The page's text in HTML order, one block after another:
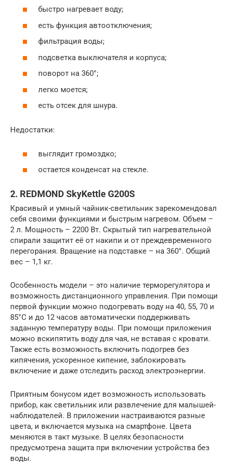
быстро нагревает воду;
есть функция автоотключения;
фильтрация воды;
подсветка выключателя и корпуса;
поворот на 360°;
легко моется;
есть отсек для шнура.
Недостатки:
выглядит громоздко;
остается конденсат на стекле.
2. REDMOND SkyKettle G200S
Красивый и умный чайник-светильник зарекомендовал
себя своими функциями и быстрым нагревом. Объем –
2 л. Мощность – 2200 Вт. Скрытый тип нагревательной
спирали защитит её от накипи и от преждевременного
перегорания. Вращение на подставке – на 360°. Общий
вес – 1,1 кг.
Особенность модели – это наличие терморегулятора и
возможность дистанционного управления. При помощи
первой функции можно подогревать воду на 40, 55, 70 и
85°C и до 12 часов автоматически поддерживать
заданную температуру воды. При помощи приложения
можно вскипятить воду для чая, не вставая с кровати.
Также есть возможность включить подогрев без
кипячения, ускоренное кипение, заблокировать
включение и даже отследить расход электроэнергии.
Приятным бонусом идет возможность использовать
прибор, как светильник или развлечение для малышей-
наблюдателей. В приложении настраиваются разные
цвета, и включается музыка на смартфоне. Цвета
меняются в такт музыке. В целях безопасности
предусмотрена защита при включении устройства без
воды.